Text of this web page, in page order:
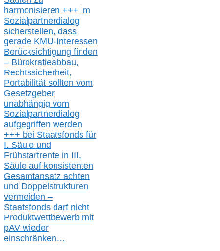
harmonisieren +++ im
Sozialpartnerdialog
sicherstellen, dass
gerade KMU-Interessen
Berücksichtigung finden
– Bürokratieabbau,
Rechtssicherheit,
Portabilität sollten vom
Gesetzgeber
unabhängig vom
Sozialpartnerdialog
aufgegriffen werden
+++ bei Staatsfonds für
I. Säule und
Frühstartrente in III.
Säule auf konsistenten
Gesamtansatz achten
und Doppelstrukturen
vermeiden –
Staatsfonds darf nicht
Produktwettbewerb mit
pAV wieder
einschränken…